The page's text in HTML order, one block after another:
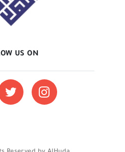
US ON